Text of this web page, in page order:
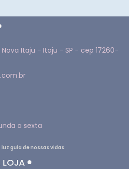
Nova Itaju - Itaju - SP - cep 17260-
a sexta
guia de nossas vidas.
LOJA